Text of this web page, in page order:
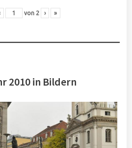
von 2 › »
2010 in Bildern